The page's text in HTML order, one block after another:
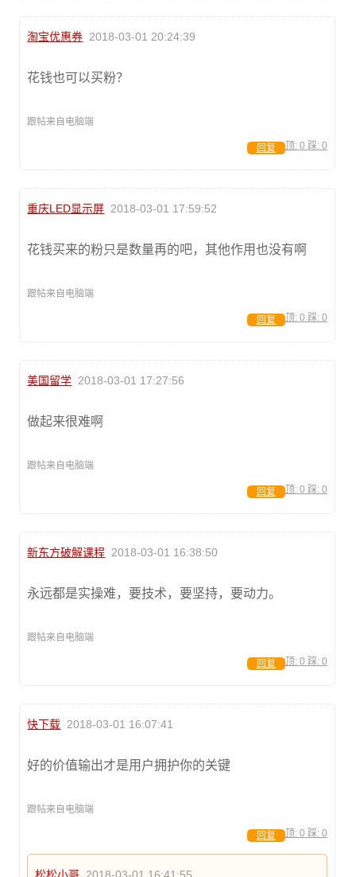
淘宝优惠券 2018-03-01 20:24:39
花钱也可以买粉？
跟帖来自电脑端
顶: 0 踩: 0
回复
重庆LED显示屏 2018-03-01 17:59:52
花钱买来的粉只是数量再的吧，其他作用也没有啊
跟帖来自电脑端
顶: 0 踩: 0
回复
美国留学 2018-03-01 17:27:56
做起来很难啊
跟帖来自电脑端
顶: 0 踩: 0
回复
新东方破解课程 2018-03-01 16:38:50
永远都是实操难，要技术，要坚持，要动力。
跟帖来自电脑端
顶: 0 踩: 0
回复
快下载 2018-03-01 16:07:41
好的价值输出才是用户拥护你的关键
跟帖来自电脑端
顶: 0 踩: 0
回复